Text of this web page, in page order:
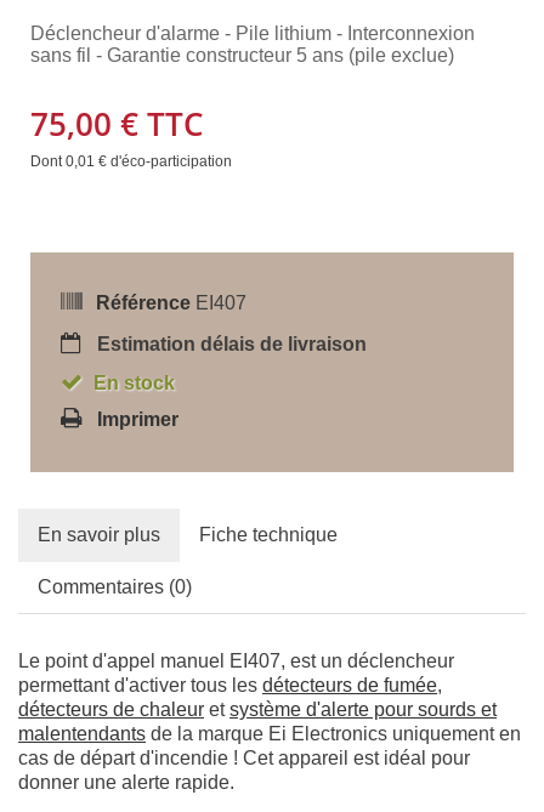
Déclencheur d'alarme - Pile lithium - Interconnexion
sans fil - Garantie constructeur 5 ans (pile exclue)
75,00 €TTC
Dont0,01 € d'éco-participation
Référence EI407
Estimation délais de livraison
En stock
Imprimer
En savoir plus Fiche technique
Commentaires (0)
Le point d'appel manuel EI407, est un déclencheur
permettant d'activer tous les détecteurs de fumée,
détecteurs de chaleur etsystème d'alerte pour sourds et
malentendants de la marque Ei Electronics uniquement en
cas de départ d'incendie ! Cet appareil est idéal pour
donner une alerte rapide.